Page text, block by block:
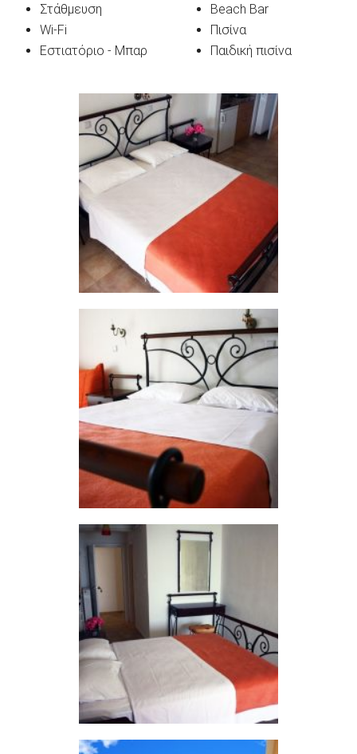
Στάθμευση
Wi-Fi
Εστιατόριο - Μπαρ
Beach Bar
Πισίνα
Παιδική πισίνα